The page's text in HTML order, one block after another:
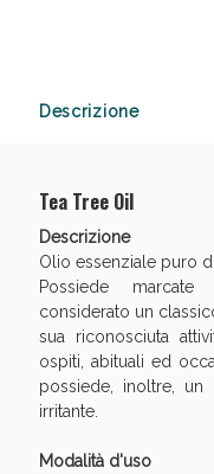
Descrizione
Tea Tree Oil
Descrizione
Olio essenziale puro
Possiede
considerato un
sua riconosciuta
ospiti, abituali ed
possiede, inoltre,
irritante.
Modalità d'uso
Vie Urinarie e